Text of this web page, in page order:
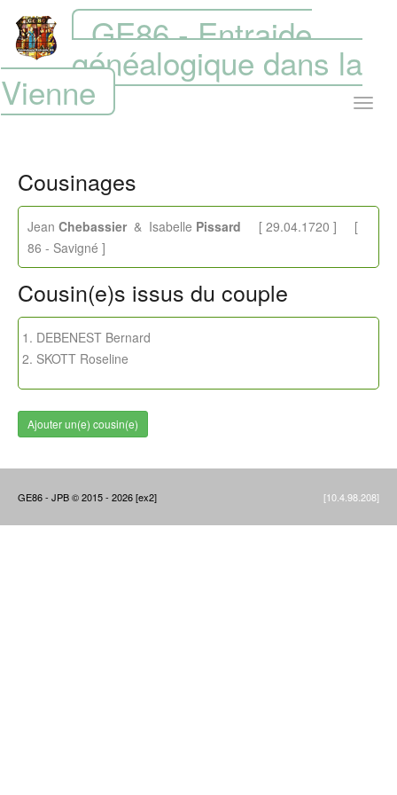
GE86 - Entraide
généalogique dans la
Vienne
Cousinages
Jean Chebassier & Isabelle Pissard [ 29.04.1720 ] [
86 - Savigné ]
Cousin(e)s issus du couple
DEBENEST Bernard
SKOTT Roseline
Ajouter un(e) cousin(e)
GE86 - JPB © 2015 - 2026 [ex2] [10.4.98.208]